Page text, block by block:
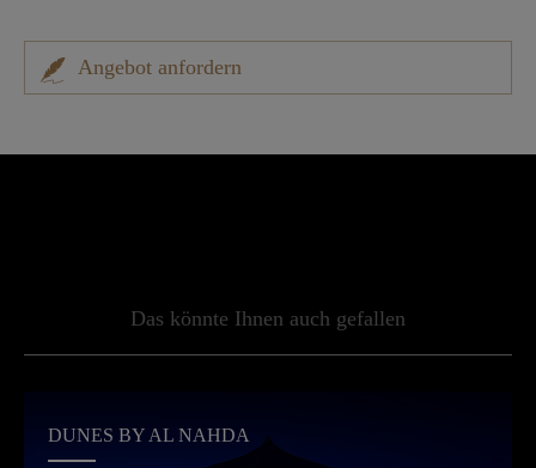
Angebot anfordern
Das könnte Ihnen auch gefallen
DUNES BY AL NAHDA